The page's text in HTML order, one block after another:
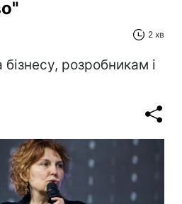
2 хв
розробникам і